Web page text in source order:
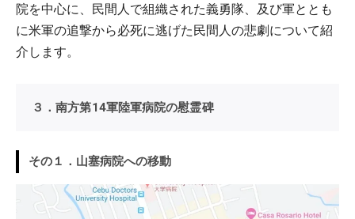
院を中心に、民間人で組織された義勇隊、及び軍ととも
に米軍の追撃から必死に逃げた民間人の悲劇について紹
介します。
３．南方第14軍陸軍病院の慰霊碑
その１．山塞病院への移動